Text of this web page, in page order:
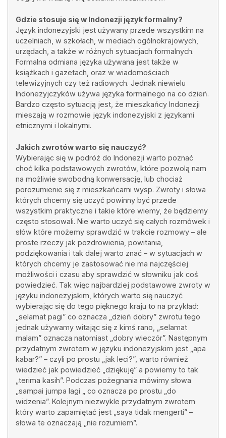
Gdzie stosuje się w Indonezji język formalny?
Język indonezyjski jest używany przede wszystkim na
uczelniach, w szkołach, w mediach ogólnokrajowych,
urzędach, a także w różnych sytuacjach formalnych.
Formalna odmiana języka używana jest także w
książkach i gazetach, oraz w wiadomościach
telewizyjnych czy też radiowych. Jednak niewielu
Indonezyjczyków używa języka formalnego na co dzień.
Bardzo często sytuacją jest, że mieszkańcy Indonezji
mieszają w rozmowie język indonezyjski z językami
etnicznymi i lokalnymi.
Jakich zwrotów warto się nauczyć?
Wybierając się w podróż do Indonezji warto poznać
choć kilka podstawowych zwrotów, które pozwolą nam
na możliwie swobodną konwersację, lub chociaż
porozumienie się z mieszkańcami wysp. Zwroty i słowa
których chcemy się uczyć powinny być przede
wszystkim praktyczne i takie które wiemy, że będziemy
często stosowali. Nie warto uczyć się całych rozmówek i
słów które możemy sprawdzić w trakcie rozmowy – ale
proste rzeczy jak pozdrowienia, powitania,
podziękowania i tak dalej warto znać – w sytuacjach w
których chcemy je zastosować nie ma najczęściej
możliwości i czasu aby sprawdzić w słowniku jak coś
powiedzieć. Tak więc najbardziej podstawowe zwroty w
języku indonezyjskim, których warto się nauczyć
wybierając się do tego pięknego kraju to na przykład:
„selamat pagi” co oznacza „dzień dobry” zwrotu tego
jednak używamy witając się z kimś rano, „selamat
malam” oznacza natomiast „dobry wieczór”. Następnym
przydatnym zwrotem w języku indonezyjskim jest „apa
kabar?” – czyli po prostu „jak leci?”, warto również
wiedzieć jak powiedzieć „dziękuję” a powiemy to tak
„terima kasih”. Podczas pożegnania mówimy słowa
„sampai jumpa lagi „ co oznacza po prostu „do
widzenia”. Kolejnym niezwykle przydatnym zwrotem
który warto zapamiętać jest „saya tidak mengerti” –
słowa te oznaczają „nie rozumiem”.